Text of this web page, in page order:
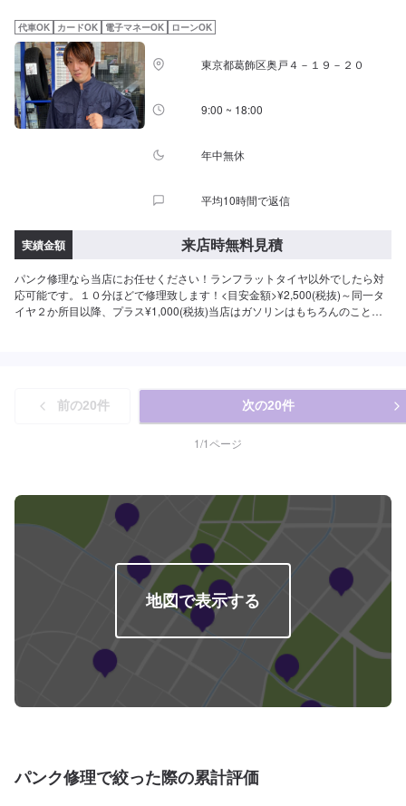
いるスペースに駐車してください。受付はスタッフへ「メンテモで予約しま
した」とお伝えください。ご案内いたします。【定休日・営業時間】定休
日：日曜日、祝日営業時間：8:30~17:30
代車OK カードOK 電子マネーOK ローンOK
東京都葛飾区奥戸４－１９－２０
9:00 ~ 18:00
年中無休
平均10時間で返信
実績金額 来店時無料見積
パンク修理なら当店にお任せください！ランフラットタイヤ以外でしたら対
応可能です。１０分ほどで修理致します！<目安金額>¥2,500(税抜)～同一タ
イヤ２か所目以降、プラス¥1,000(税抜)当店はガソリンはもちろんのこと、
どのクーポンを配信させていただいてますので、お得にご利用できます。お
客様の愛車のメンテナンスは当店にお任せください。
前の20件 次の20件
1/1ページ
地図で表示する
パンク修理で絞った際の累計評価